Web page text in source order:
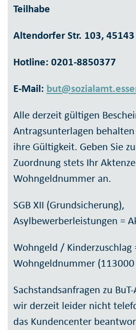
Teilhabe
Altendorfer Str. 103, 45143
Hotline: 0201-8850377
E-Mail:
Alle derzeit gültigen
Antragsunterlagen
ihre Gültigkeit. Geben Sie
Zuordnung stets Ihr
Wohngeldnummer an.
SGB XII (Grundsicherung),
Asylbewerberleistungen =
Wohngeld / Kinderzuschlag
Wohngeldnummer (113000
Sachstandsanfragen zu
wir derzeit leider nicht
das Kundencenter